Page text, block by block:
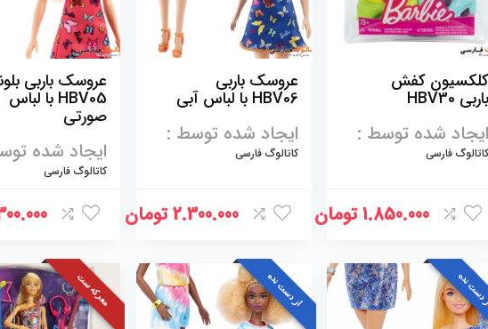
کلکسیون کفش
باربی HBV30
ایجاد شده توسط :
کاتالوگ فارسی
1.850.000تومان
عروسک باربی
HBV06 با لباس آبی
ایجاد شده توسط :
کاتالوگ فارسی
2.300.000 تومان
عروسک باربی
HBV05 با لباس
صورتی
ایجاد شده
کاتالوگ فارسی
نده از دست نده معرکه ست